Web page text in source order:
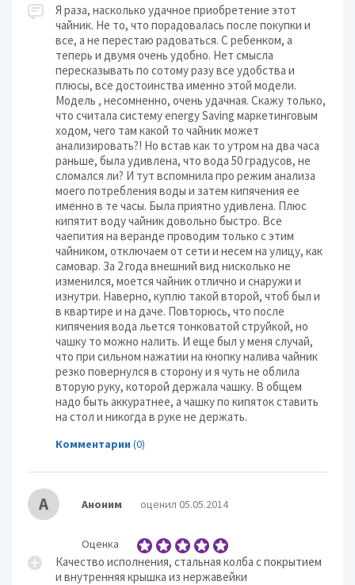
Я раза, насколько удачное приобретение этот
чайник. Не то, что порадовалась после покупки и
все, а не перестаю радоваться. С ребенком, а
теперь и двумя очень удобно. Нет смысла
пересказывать по сотому разу все удобства и
плюсы, все достоинства именно этой модели.
Модель , несомненно, очень удачная. Скажу только,
что считала систему energy Saving маркетинговым
ходом, чего там какой то чайник может
анализировать?! Но встав как то утром на два часа
раньше, была удивлена, что вода 50 градусов, не
сломался ли? И тут вспомнила про режим анализа
моего потребления воды и затем кипячения ее
именно в те часы. Была приятно удивлена. Плюс
кипятит воду чайник довольно быстро. Все
чаепития на веранде проводим только с этим
чайником, отключаем от сети и несем на улицу, как
самовар. За 2 года внешний вид нисколько не
изменился, моется чайник отлично и снаружи и
изнутри. Наверно, куплю такой второй, чтоб был и
в квартире и на даче. Повторюсь, что после
кипячения вода льется тонковатой струйкой, но
чашку то можно налить. И еще был у меня случай,
что при сильном нажатии на кнопку налива чайник
резко повернулся в сторону и я чуть не облила
вторую руку, которой держала чашку. В общем
надо быть аккуратнее, а чашку по кипяток ставить
на стол и никогда в руке не держать.
Комментарии (0)
А Аноним оценил 05.05.2014
Оценка
Качество исполнения, стальная колба с покрытием
и внутренняя крышка из нержавейки